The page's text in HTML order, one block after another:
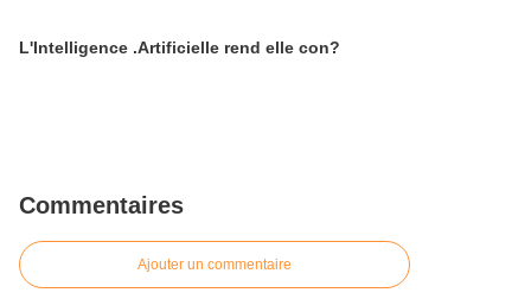
L'Intelligence .Artificielle rend elle con?
Commentaires
Ajouter un commentaire